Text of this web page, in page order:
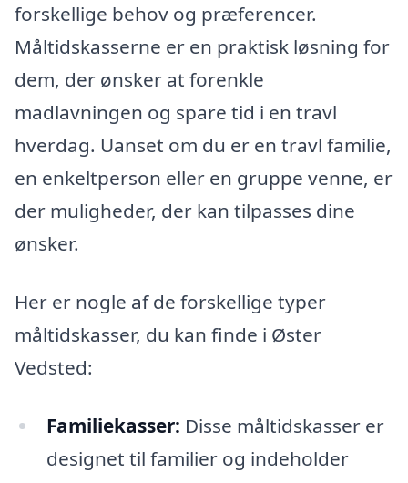
forskellige behov og præferencer.
Måltidskasserne er en praktisk løsning for
dem, der ønsker at forenkle
madlavningen og spare tid i en travl
hverdag. Uanset om du er en travl familie,
en enkeltperson eller en gruppe venne, er
der muligheder, der kan tilpasses dine
ønsker.
Her er nogle af de forskellige typer
måltidskasser, du kan finde i Øster
Vedsted:
Familiekasser: Disse måltidskasser er
designet til familier og indeholder